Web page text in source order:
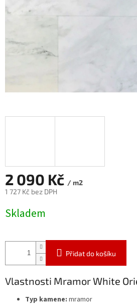
2 090 Kč / m2
1 727 Kč bez DPH
cena:
Skladem
Přidat do košíku
Vlastnosti Mramor White
Typ kamene: mramor